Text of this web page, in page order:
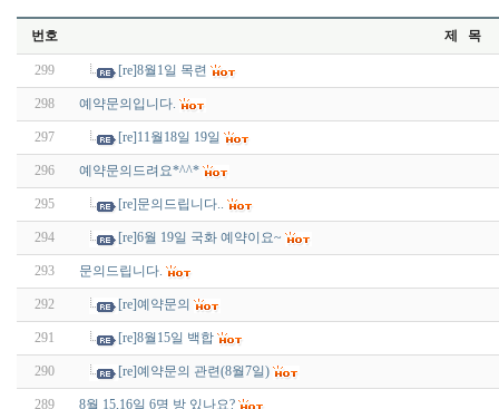
번호 제 목
299 [re]8월1일 목련
298 예약문의입니다.
297 [re]11월18일 19일
296 예약문의드려요*^^*
295 [re]문의드립니다..
294 [re]6월 19일 국화 예약이요~
293 문의드립니다.
292 [re]예약문의
291 [re]8월15일 백합
290 [re]예약문의 관련(8월7일)
289 8월 15,16일 6명 방 있나요?